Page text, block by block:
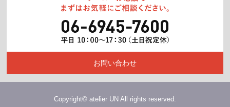
お問い合わせ
Copyright© atelier UN All rights reserved.